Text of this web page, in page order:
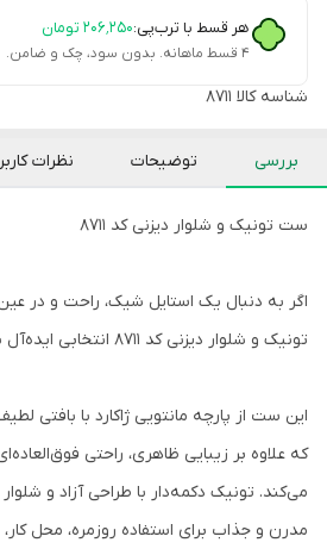
هر قسط با ترب‌پی:۲۰۶٬۲۵۰ تومان
۴ قسط ماهانه. بدون سود، چک و ضامن.
شناسه کالا 8711
بررسی توضیحات نظرات
ست تونیک و شلوار دیزنی کد 8711
اگر به دنبال یک استایل شیک، راحت و در
تونیک و شلوار دیزنی کد 8711 انتخابی ایده‌آل برای شماست.
این ست از پارچه مانتویی ژاکارد با بافتی
که علاوه بر زیبایی ظاهری، راحتی
می‌کند. تونیک دکمه‌دار با طراحی آزاد و
مدرن و جذاب برای استفاده روزمره، محل